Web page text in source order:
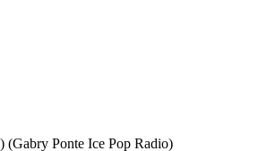
(Gabry Ponte Ice Pop Radio)